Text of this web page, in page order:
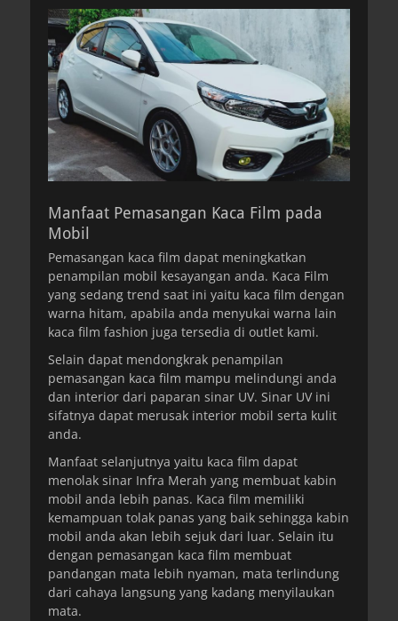
Manfaat Pemasangan Kaca Film pada
Mobil
Pemasangan kaca film dapat meningkatkan
penampilan mobil kesayangan anda. Kaca Film
yang sedang trend saat ini yaitu kaca film dengan
warna hitam, apabila anda menyukai warna lain
kaca film fashion juga tersedia di outlet kami.
Selain dapat mendongkrak penampilan
pemasangan kaca film mampu melindungi anda
dan interior dari paparan sinar UV. Sinar UV ini
sifatnya dapat merusak interior mobil serta kulit
anda.
Manfaat selanjutnya yaitu kaca film dapat
menolak sinar Infra Merah yang membuat kabin
mobil anda lebih panas. Kaca film memiliki
kemampuan tolak panas yang baik sehingga kabin
mobil anda akan lebih sejuk dari luar. Selain itu
dengan pemasangan kaca film membuat
pandangan mata lebih nyaman, mata terlindung
dari cahaya langsung yang kadang menyilaukan
mata.